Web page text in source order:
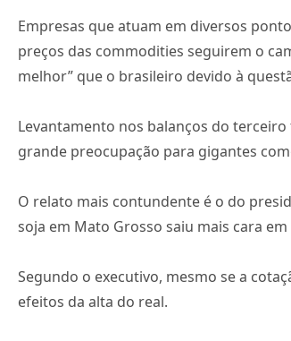
Empresas que atuam em diversos
preços das commodities seguirem o
melhor” que o brasileiro devido à
Levantamento nos balanços do
grande preocupação para gigantes
O relato mais contundente é o do
soja em Mato Grosso saiu mais cara
Segundo o executivo, mesmo se a
efeitos da alta do real.